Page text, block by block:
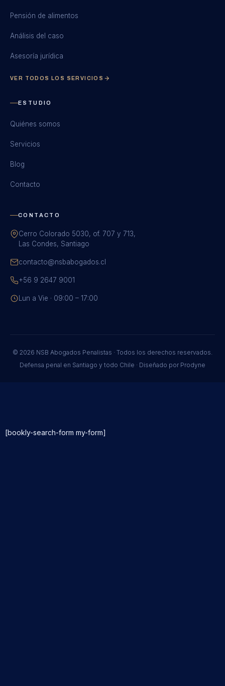
Pensión de alimentos
Análisis del caso
Asesoría jurídica
VER TODOS LOS SERVICIOS
ESTUDIO
Quiénes somos
Servicios
Blog
Contacto
CONTACTO
Cerro Colorado 5030, of. 707 y 713,
Las Condes, Santiago
contacto@nsbabogados.cl
+56 9 2647 9001
Lun a Vie · 09:00 – 17:00
© 2026 NSB Abogados Penalistas · Todos los derechos reservados.
Defensa penal en Santiago y todo Chile · Diseñado por Prodyne
[bookly-search-form my-form]